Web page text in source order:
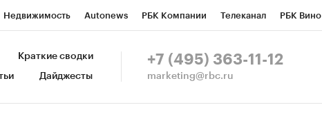
Недвижимость Autonews РБК Компании Телеканал РБК Вино
СПб Конференции СПб Спецпроекты
Краткие сводки
Дайджесты
+7 (495) 363-11-12
marketing@rbc.ru